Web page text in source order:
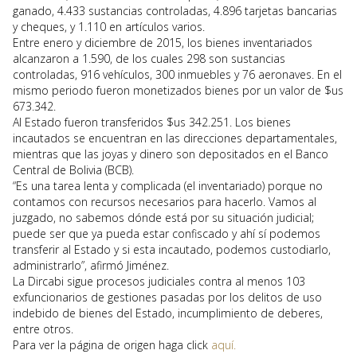
ganado, 4.433 sustancias controladas, 4.896 tarjetas bancarias
y cheques, y 1.110 en artículos varios.
Entre enero y diciembre de 2015, los bienes inventariados
alcanzaron a 1.590, de los cuales 298 son sustancias
controladas, 916 vehículos, 300 inmuebles y 76 aeronaves. En el
mismo periodo fueron monetizados bienes por un valor de $us
673.342.
Al Estado fueron transferidos $us 342.251. Los bienes
incautados se encuentran en las direcciones departamentales,
mientras que las joyas y dinero son depositados en el Banco
Central de Bolivia (BCB).
“Es una tarea lenta y complicada (el inventariado) porque no
contamos con recursos necesarios para hacerlo. Vamos al
juzgado, no sabemos dónde está por su situación judicial;
puede ser que ya pueda estar confiscado y ahí sí podemos
transferir al Estado y si esta incautado, podemos custodiarlo,
administrarlo”, afirmó Jiménez.
La Dircabi sigue procesos judiciales contra al menos 103
exfuncionarios de gestiones pasadas por los delitos de uso
indebido de bienes del Estado, incumplimiento de deberes,
entre otros.
Para ver la página de origen haga click aquí.